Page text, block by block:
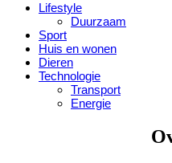
Lifestyle
Duurzaam
Sport
Huis en wonen
Dieren
Technologie
Transport
Energie